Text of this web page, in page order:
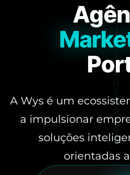
A Wys é um
a impulsionar
soluções
orientadas